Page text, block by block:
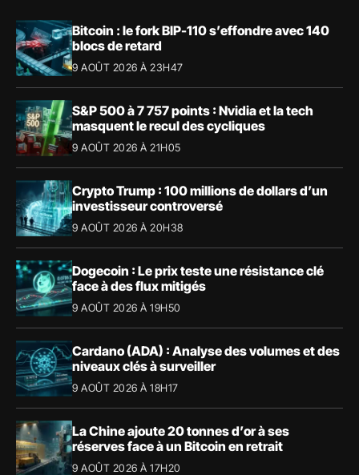
Bitcoin : le fork BIP-110 s’effondre avec 140
blocs de retard
9 AOÛT 2026 À 23H47
S&P 500 à 7 757 points : Nvidia et la tech
masquent le recul des cycliques
9 AOÛT 2026 À 21H05
Crypto Trump : 100 millions de dollars d’un
investisseur controversé
9 AOÛT 2026 À 20H38
Dogecoin : Le prix teste une résistance clé
face à des flux mitigés
9 AOÛT 2026 À 19H50
Cardano (ADA) : Analyse des volumes et des
niveaux clés à surveiller
9 AOÛT 2026 À 18H17
La Chine ajoute 20 tonnes d’or à ses
réserves face à un Bitcoin en retrait
9 AOÛT 2026 À 17H20